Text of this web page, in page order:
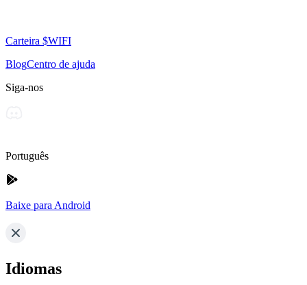
Carteira $WIFI
BlogCentro de ajuda
Siga-nos
Português
Baixe para Android
Idiomas